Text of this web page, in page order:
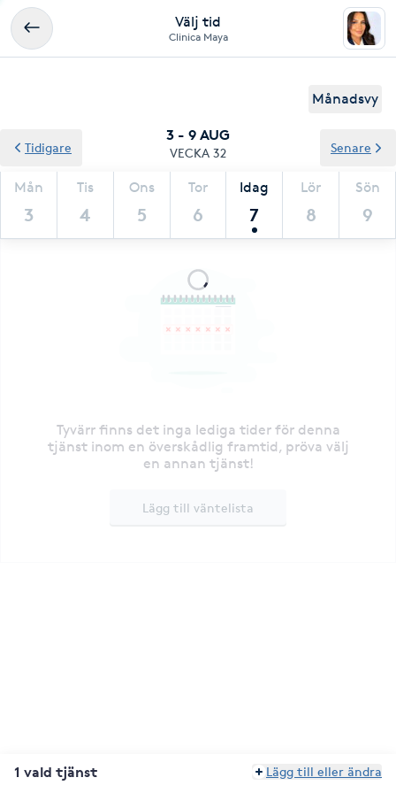
Välj tid
Clinica Maya
Månadsvy
3 - 9 AUG
VECKA 32
Mån
3
Tis
4
Ons
5
Tor
6
Idag
7
Lör
8
Sön
9
Tidigare Senare
Tyvärr finns det inga lediga tider för denna
tjänst inom en överskådlig framtid, pröva välj
en annan tjänst!
Lägg till väntelista
1 vald tjänst Lägg till eller ändra